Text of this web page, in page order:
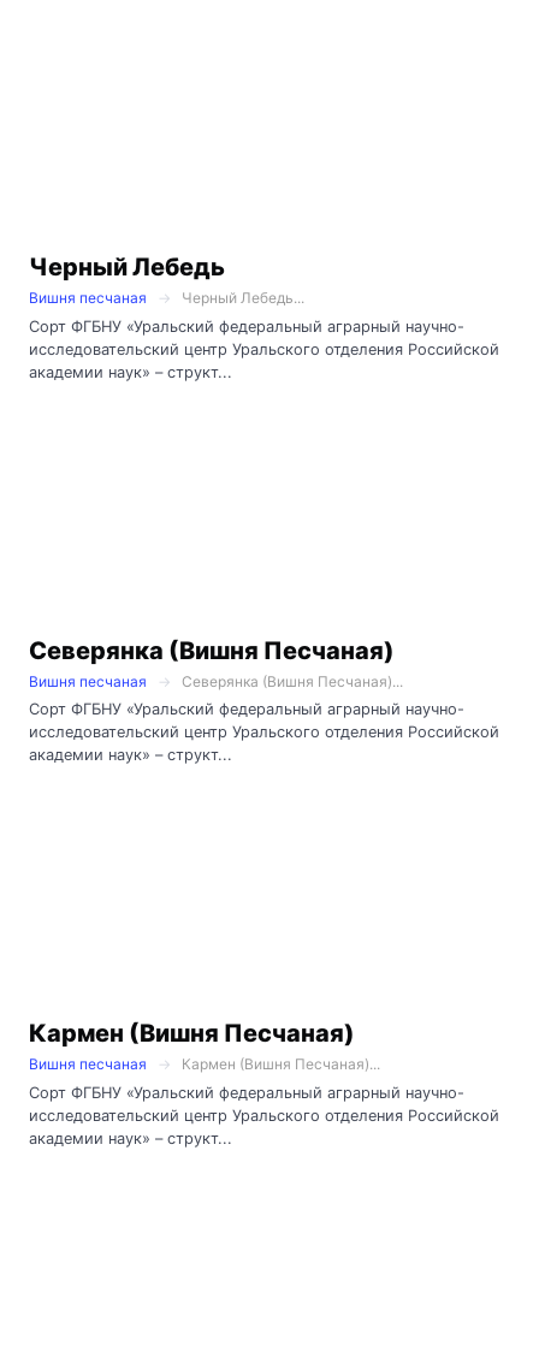
Черный Лебедь
Вишня песчаная
Черный Лебедь...
Сорт ФГБНУ «Уральский федеральный аграрный научно-
исследовательский центр Уральского отделения Российской
академии наук» – структ...
Северянка (Вишня Песчаная)
Вишня песчаная
Северянка (Вишня Песчаная)...
Сорт ФГБНУ «Уральский федеральный аграрный научно-
исследовательский центр Уральского отделения Российской
академии наук» – структ...
Кармен (Вишня Песчаная)
Вишня песчаная
Кармен (Вишня Песчаная)...
Сорт ФГБНУ «Уральский федеральный аграрный научно-
исследовательский центр Уральского отделения Российской
академии наук» – структ...